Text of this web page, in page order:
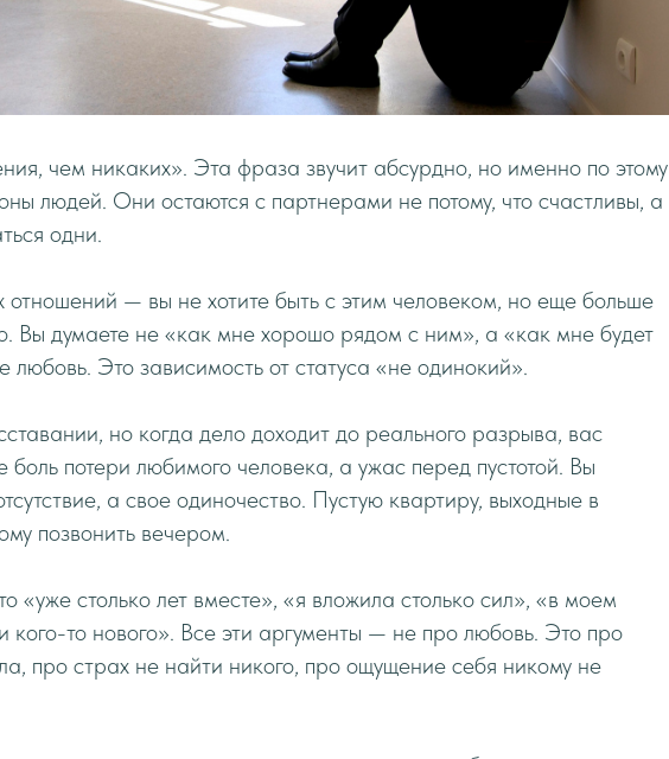
чем никаких». Эта фраза звучит абсурдно, но именно по этому
людей. Они остаются с партнерами не потому, что счастливы, а
одни.
отношений — вы не хотите быть с этим человеком, но еще больше
Вы думаете не «как мне хорошо рядом с ним», а «как мне будет
любовь. Это зависимость от статуса «не одинокий».
но когда дело доходит до реального разрыва, вас
потери любимого человека, а ужас перед пустотой. Вы
а свое одиночество. Пустую квартиру, выходные в
позвонить вечером.
«уже столько лет вместе», «я вложила столько сил», «в моем
кого-то нового». Все эти аргументы — не про любовь. Это про
про страх не найти никого, про ощущение себя никому не